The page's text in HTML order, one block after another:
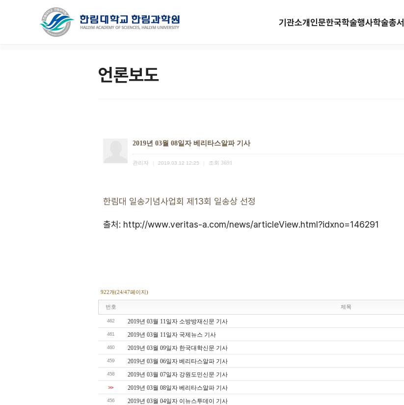
기관소개인문한국학술행사학술총서
언론보도
2019년 03월 08일자 베리타스알파 기사
관리자 2019.03.12 12:25 조회 3691
한림대 일송기념사업회 제13회 일송상 선정
출처: http://www.veritas-a.com/news/articleView.html?idxno=146291
922개(24/47페이지)
번호 제목
462 2019년 03월 11일자 소방방재신문 기사
461 2019년 03월 11일자 국제뉴스 기사
460 2019년 03월 09일자 한국대학신문 기사
459 2019년 03월 06일자 베리타스알파 기사
458 2019년 03월 07일자 강원도민신문 기사
>> 2019년 03월 08일자 베리타스알파 기사
456 2019년 03월 04일자 이뉴스투데이 기사